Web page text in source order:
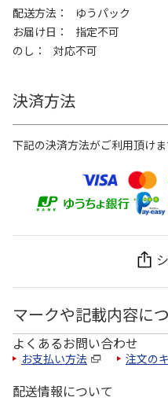
配送方法
ゆうパック
お届け日
指定不可
のし
対応不可
決済方法
下記の決済方法がご利用頂けま
マークや記載内容に
よくあるお問い合わせ
お支払い方法 注文の
配送情報について